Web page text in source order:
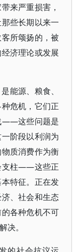
来严重损害，
些长期以来一
所颂扬的，被
济理论或发展
能源、粮食、
危机，它们正
——这些问题是
阶段以利润为
质消费作为衡
支柱——这些正
特征。正在发
、社会和生态
各种危机不可
决。